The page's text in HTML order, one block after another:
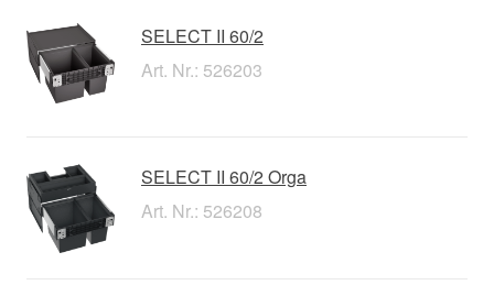
SELECT II 60/2
Art. Nr.: 526203
SELECT II 60/2 Orga
Art. Nr.: 526208